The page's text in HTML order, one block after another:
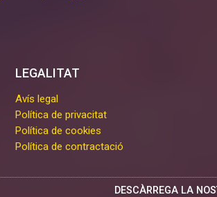
LEGALITAT
Avís legal
Política de privacitat
Política de cookies
Política de contractació
DESCÀRREGA LA